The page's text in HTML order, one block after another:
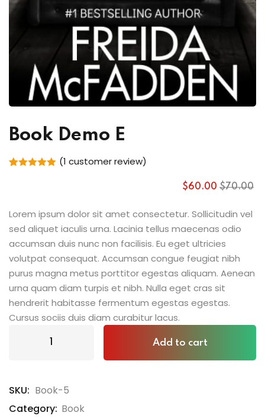
Book Demo E
rating
(1 customer review)
$70.00
$60.00
Lorem ipsum dolor sit amet consectetur. Sollicitudin vel
sed aliquet iaculis urna. Lacinia tellus maecenas odio
accumsan duis nunc non facilisis. Eu eget ultricies
volutpat consequat. Accumsan congue feugiat nibh
purus magna metus porttitor egestas aliquam. Aenean
urna quam diam turpis et nibh. Nulla eget cras sit
hendrerit habitasse fermentum egestas egestas.
Cursus sociis duis diam curabitur lacus.
Add to cart
SKU: Book-5
Category: Book